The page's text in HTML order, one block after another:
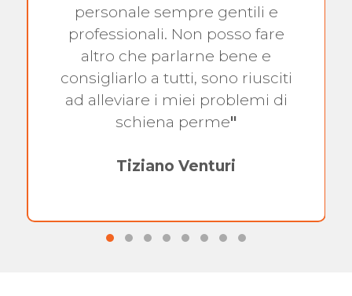
personale sempre gentili e
professionali. Non posso fare
altro che parlarne bene e
consigliarlo a tutti, sono riusciti
ad alleviare i miei problemi di
schiena perme"
Tiziano Venturi